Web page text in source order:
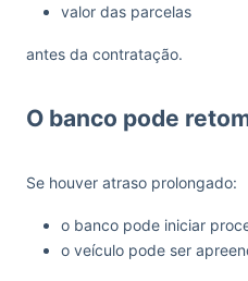
valor das parcelas
antes da contratação.
O banco pode
Se houver atraso prolongado:
o banco pode iniciar
o veículo pode ser